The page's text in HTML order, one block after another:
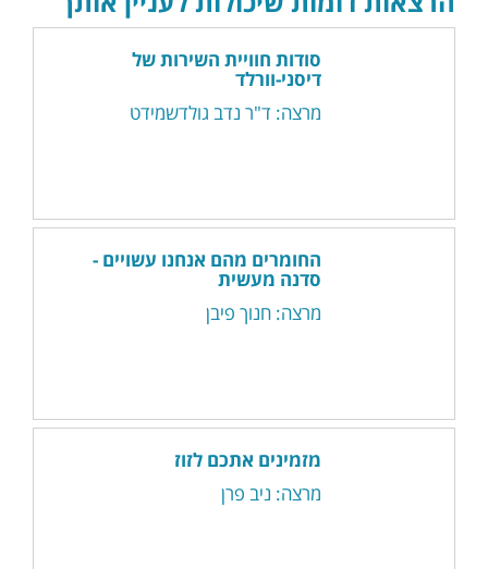
סודות חוויית השירות של
דיסני-וורלד
מרצה: ד"ר נדב גולדשמידט
החומרים מהם אנחנו עשויים -
סדנה מעשית
מרצה: חנוך פיבן
מזמינים אתכם לזוז
מרצה: ניב פרן